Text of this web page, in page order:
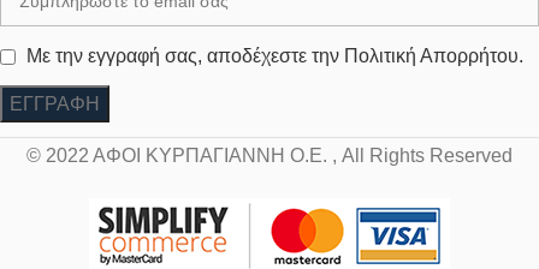
Με την εγγραφή σας, αποδέχεστε την Πολιτική Απορρήτου.
© 2022 ΑΦΟΙ ΚΥΡΠΑΓΙΑΝΝΗ Ο.Ε. , All Rights Reserved